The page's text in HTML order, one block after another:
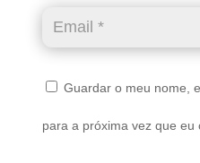
Guardar o meu nome,
para a próxima vez que eu